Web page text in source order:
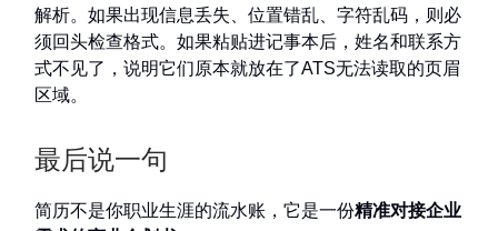
解析。如果出现信息丢失、位置错乱、字符乱码，则必
须回头检查格式。如果粘贴进记事本后，姓名和联系方
式不见了，说明它们原本就放在了ATS无法读取的页眉
区域。
最后说一句
简历不是你职业生涯的流水账，它是一份精准对接企业